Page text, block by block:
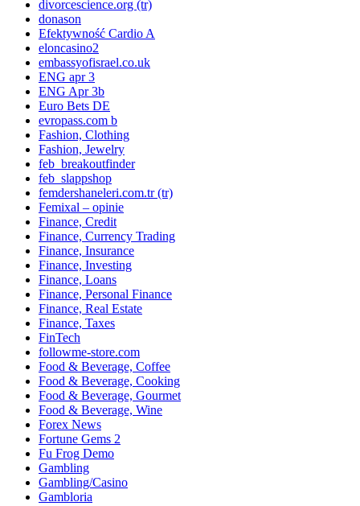
divorcescience.org (tr)
donason
Efektywność Cardio A
eloncasino2
embassyofisrael.co.uk
ENG apr 3
ENG Apr 3b
Euro Bets DE
evropass.com b
Fashion, Clothing
Fashion, Jewelry
feb_breakoutfinder
feb_slappshop
femdershaneleri.com.tr (tr)
Femixal – opinie
Finance, Credit
Finance, Currency Trading
Finance, Insurance
Finance, Investing
Finance, Loans
Finance, Personal Finance
Finance, Real Estate
Finance, Taxes
FinTech
followme-store.com
Food & Beverage, Coffee
Food & Beverage, Cooking
Food & Beverage, Gourmet
Food & Beverage, Wine
Forex News
Fortune Gems 2
Fu Frog Demo
Gambling
Gambling/Casino
Gambloria